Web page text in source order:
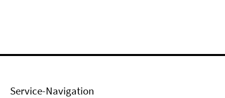
Service-Navigation